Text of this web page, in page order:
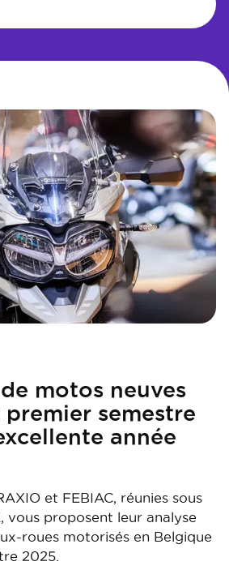
motos neuves
semestre
année
et FEBIAC, réunies sous
vous proposent leur analyse
roues motorisés en Belgique
2025.